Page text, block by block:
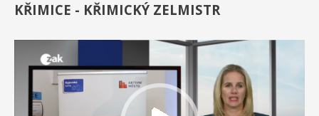
KŘIMICE - KŘIMICKÝ ZELMISTR